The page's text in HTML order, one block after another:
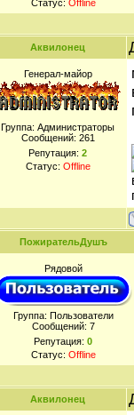
Статус: Offline
Аквилонец
Генерал-майор
Группа: Администраторы
Сообщений: 261
Репутация: 2
Статус: Offline
ПожирательДушъ
Рядовой
Группа: Пользователи
Сообщений: 7
Репутация: 0
Статус: Offline
Аквилонец